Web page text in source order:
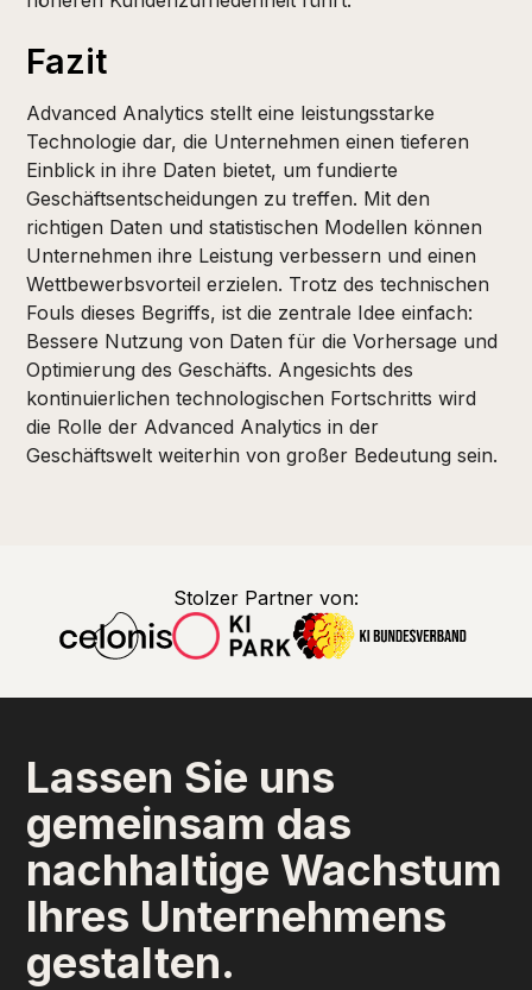
Fazit
Advanced Analytics stellt eine leistungsstarke
Technologie dar, die Unternehmen einen tieferen
Einblick in ihre Daten bietet, um fundierte
Geschäftsentscheidungen zu treffen. Mit den
richtigen Daten und statistischen Modellen können
Unternehmen ihre Leistung verbessern und einen
Wettbewerbsvorteil erzielen. Trotz des technischen
Fouls dieses Begriffs, ist die zentrale Idee einfach:
Bessere Nutzung von Daten für die Vorhersage und
Optimierung des Geschäfts. Angesichts des
kontinuierlichen technologischen Fortschritts wird
die Rolle der Advanced Analytics in der
Geschäftswelt weiterhin von großer Bedeutung sein.
Stolzer Partner von:
Lassen Sie uns
gemeinsam das
nachhaltige Wachstum
Ihres Unternehmens
gestalten.